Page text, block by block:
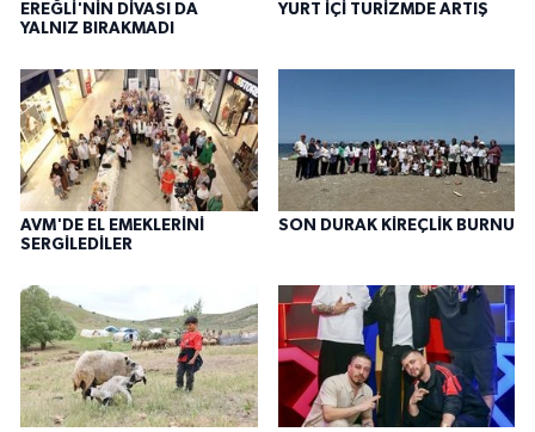
EREĞLİ'NİN DİVASI DA
YALNIZ BIRAKMADI
YURT İÇİ TURİZMDE ARTIŞ
AVM'DE EL EMEKLERİNİ
SERGİLEDİLER
SON DURAK KİREÇLİK BURNU